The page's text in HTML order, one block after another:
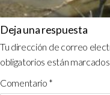
Deja una respuesta
Tu dirección de correo
obligatorios están
Comentario *